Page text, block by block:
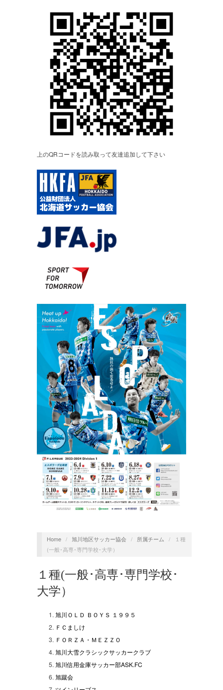
上のQRコードを読み取って友達追加して下さい
Home / 旭川地区サッカー協会 / 所属チーム /
１種
(一般･高専･専門学校･大学）
１種(一般･高専･専門学校･
大学）
旭川ＯＬＤ ＢＯＹＳ １９９５
ＦＣましけ
ＦＯＲＺＡ・ＭＥＺＺＯ
旭川大雪クラシックサッカークラブ
旭川信用金庫サッカー部ASK.FC
旭蹴会